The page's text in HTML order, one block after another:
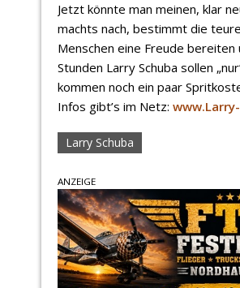
Jetzt könnte man meinen, klar
machts nach, bestimmt die
Menschen eine Freude bereiten
Stunden Larry Schuba sollen
kommen noch ein paar
Infos gibt’s im Netz:
Larry Schuba
ANZEIGE